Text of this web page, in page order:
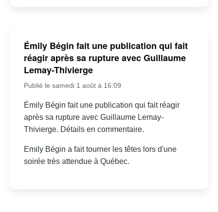
Émily Bégin fait une publication qui fait
réagir après sa rupture avec Guillaume
Lemay-Thivierge
Publié le samedi 1 août à 16:09
Émily Bégin fait une publication qui fait réagir
après sa rupture avec Guillaume Lemay-
Thivierge. Détails en commentaire.
Emily Bégin a fait tourner les têtes lors d'une
soirée très attendue à Québec.